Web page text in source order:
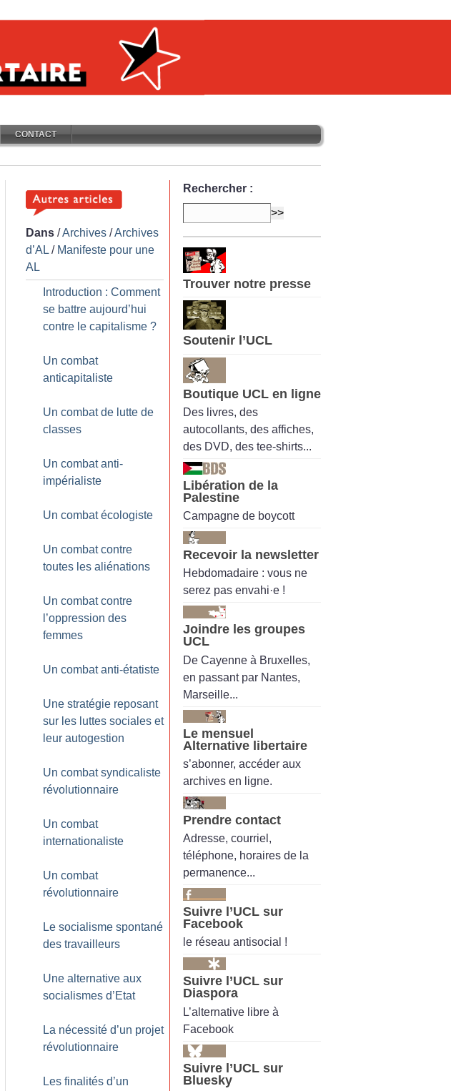
CONTACT
Dans /Archives /Archives
d’AL / Manifeste pour une
AL
Introduction : Comment
se battre aujourd’hui
contre le capitalisme ?
Un combat
anticapitaliste
Un combat de lutte de
classes
Un combat anti-
impérialiste
Un combat écologiste
Un combat contre
toutes les aliénations
Un combat contre
l’oppression des
femmes
Un combat anti-étatiste
Une stratégie reposant
sur les luttes sociales et
leur autogestion
Un combat syndicaliste
révolutionnaire
Un combat
internationaliste
Un combat
révolutionnaire
Le socialisme spontané
des travailleurs
Une alternative aux
socialismes d’Etat
La nécessité d’un projet
révolutionnaire
Les finalités d’un
Rechercher :
Trouver notre presse
Soutenir l’UCL
Boutique UCL en ligne
Des livres, des
autocollants, des affiches,
des DVD, des tee-shirts...
Libération de la
Palestine
Campagne de boycott
Recevoir la newsletter
Hebdomadaire : vous ne
serez pas envahi·e !
Joindre les groupes
UCL
De Cayenne à Bruxelles,
en passant par Nantes,
Marseille...
Le mensuel
Alternative libertaire
s’abonner, accéder aux
archives en ligne.
Prendre contact
Adresse, courriel,
téléphone, horaires de la
permanence...
Suivre l’UCL sur
Facebook
le réseau antisocial !
Suivre l’UCL sur
Diaspora
L’alternative libre à
Facebook
Suivre l’UCL sur
Bluesky